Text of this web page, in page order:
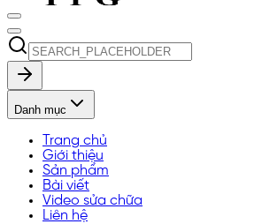
Danh mục
Trang chủ
Giới thiệu
Sản phẩm
Bài viết
Video sửa chữa
Liên hệ